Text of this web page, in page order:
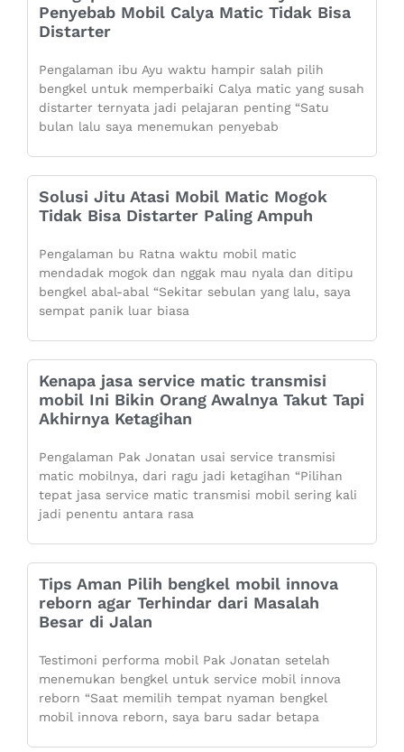
Penyebab Mobil Calya Matic Tidak Bisa
Distarter
Pengalaman ibu Ayu waktu hampir salah pilih
bengkel untuk memperbaiki Calya matic yang susah
distarter ternyata jadi pelajaran penting “Satu
bulan lalu saya menemukan penyebab
Solusi Jitu Atasi Mobil Matic Mogok
Tidak Bisa Distarter Paling Ampuh
Pengalaman bu Ratna waktu mobil matic
mendadak mogok dan nggak mau nyala dan ditipu
bengkel abal-abal “Sekitar sebulan yang lalu, saya
sempat panik luar biasa
Kenapa jasa service matic transmisi
mobil Ini Bikin Orang Awalnya Takut Tapi
Akhirnya Ketagihan
Pengalaman Pak Jonatan usai service transmisi
matic mobilnya, dari ragu jadi ketagihan “Pilihan
tepat jasa service matic transmisi mobil sering kali
jadi penentu antara rasa
Tips Aman Pilih bengkel mobil innova
reborn agar Terhindar dari Masalah
Besar di Jalan
Testimoni performa mobil Pak Jonatan setelah
menemukan bengkel untuk service mobil innova
reborn “Saat memilih tempat nyaman bengkel
mobil innova reborn, saya baru sadar betapa